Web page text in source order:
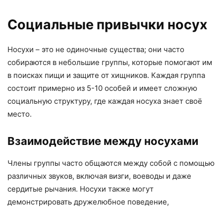
Социальные привычки носух
Носухи – это не одиночные существа; они часто
собираются в небольшие группы, которые помогают им
в поисках пищи и защите от хищников. Каждая группа
состоит примерно из 5-10 особей и имеет сложную
социальную структуру, где каждая носуха знает своё
место.
Взаимодействие между носухами
Члены группы часто общаются между собой с помощью
различных звуков, включая визги, воеводы и даже
сердитые рычания. Носухи также могут
демонстрировать дружелюбное поведение,